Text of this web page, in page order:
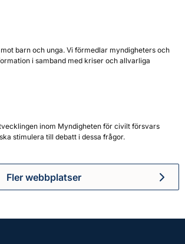
barn och unga. Vi förmedlar myndigheters och
i samband med kriser och allvarliga
inom Myndigheten för civilt försvars
stimulera till debatt i dessa frågor.
Fler webbplatser